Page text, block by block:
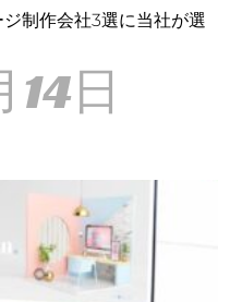
制作会社3選に当社が選
日